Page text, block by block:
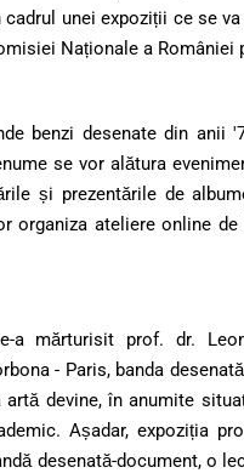
unei expoziții ce se
Naționale a României
benzi desenate din anii
se vor alătura
și prezentările de
ateliere online de
a mărturisit prof. dr.
- Paris, banda
devine, în anumite
Așadar, expoziția
desenată-document, o